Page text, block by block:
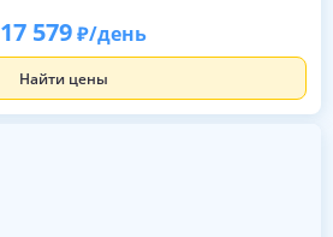
17 579 /день
Найти цены